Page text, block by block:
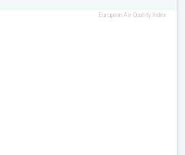
European Air Quality Index